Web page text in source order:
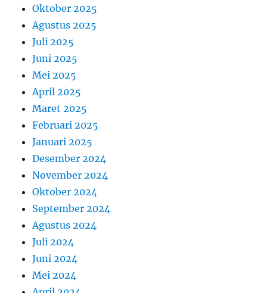
Oktober 2025
Agustus 2025
Juli 2025
Juni 2025
Mei 2025
April 2025
Maret 2025
Februari 2025
Januari 2025
Desember 2024
November 2024
Oktober 2024
September 2024
Agustus 2024
Juli 2024
Juni 2024
Mei 2024